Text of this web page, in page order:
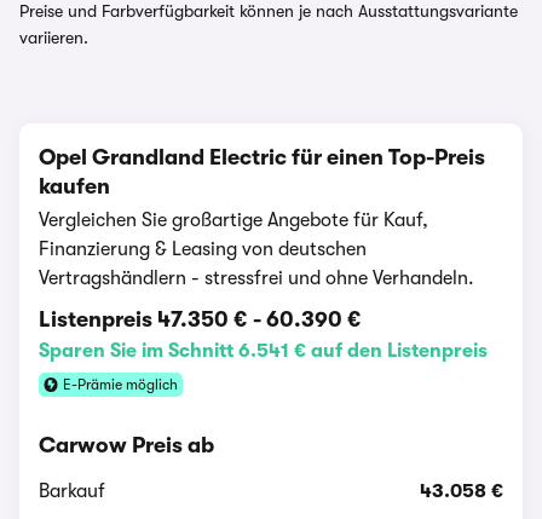
Preise und Farbverfügbarkeit können je nach Ausstattungsvariante
variieren.
Opel Grandland Electric für einen Top-Preis
kaufen
Vergleichen Sie großartige Angebote für Kauf,
Finanzierung & Leasing von deutschen
Vertragshändlern - stressfrei und ohne Verhandeln.
Listenpreis 47.350 € - 60.390 €
Sparen Sie im Schnitt 6.541 € auf den Listenpreis
E-Prämie möglich
Carwow Preis ab
Barkauf 43.058 €